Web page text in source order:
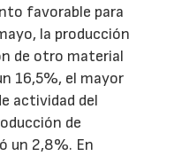
favorable para
la producción
de otro material
16,5%, el mayor
actividad del
de
un 2,8%. En